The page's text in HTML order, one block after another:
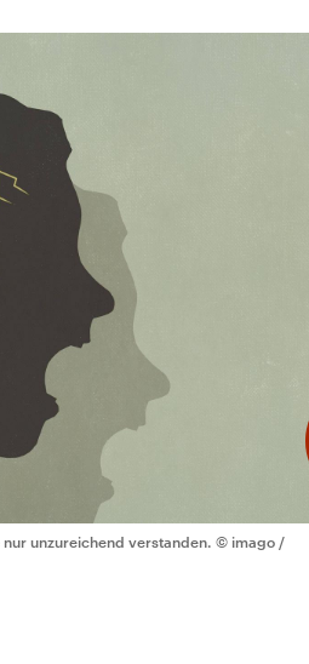
unzureichend verstanden. © imago /